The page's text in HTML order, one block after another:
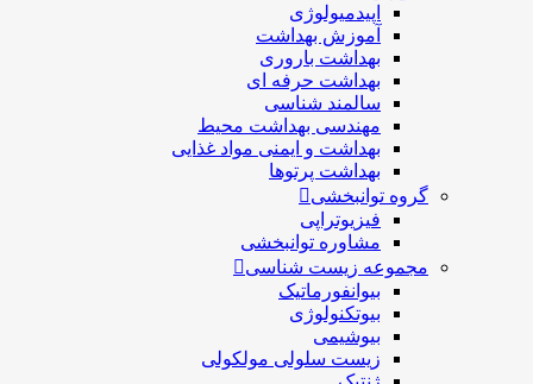
اپیدمیولوژی
آموزش بهداشت
بهداشت باروری
بهداشت حرفه ای
سالمند شناسی
مهندسی بهداشت محيط
بهداشت و ایمنی مواد غذایی
بهداشت پرتوها
گروه توانبخشی
فیزیوتراپی
مشاوره توانبخشی
مجموعه زیست شناسی
بیوانفورماتیک
بیوتکنولوژی
بیوشیمی
زیست سلولی مولکولی